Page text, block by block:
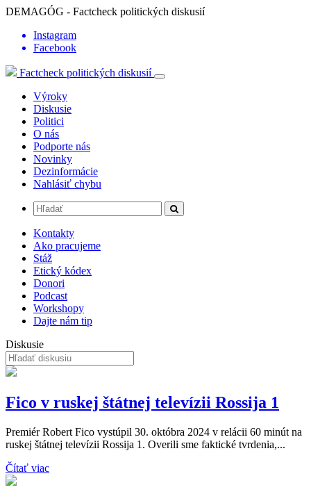
DEMAGÓG - Factcheck politických diskusií
Instagram
Facebook
Factcheck politických diskusií
Výroky
Diskusie
Politici
O nás
Podporte nás
Novinky
Dezinformácie
Nahlásiť chybu
Kontakty
Ako pracujeme
Stáž
Etický kódex
Donori
Podcast
Workshopy
Dajte nám tip
Diskusie
Fico v ruskej štátnej televízii Rossija 1
Premiér Robert Fico vystúpil 30. októbra 2024 v relácii 60 minút na
ruskej štátnej televízii Rossija 1. Overili sme faktické tvrdenia,...
Čítať viac